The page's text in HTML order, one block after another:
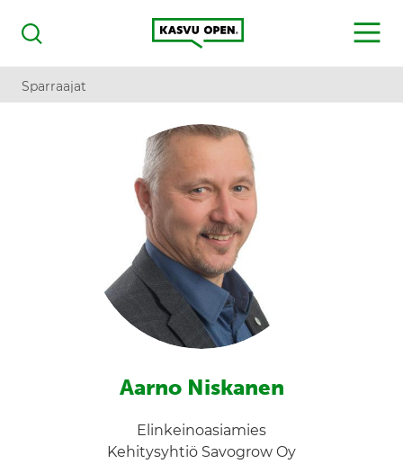
Haku
Kasvu Open
MENU
Sparraajat
Aarno Niskanen
Elinkeinoasiamies
Kehitysyhtiö Savogrow Oy